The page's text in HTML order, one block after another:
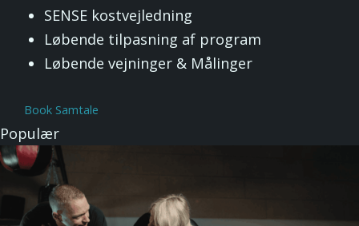
SENSE kostvejledning
Løbende tilpasning af program
Løbende vejninger & Målinger
Book Samtale
Populær